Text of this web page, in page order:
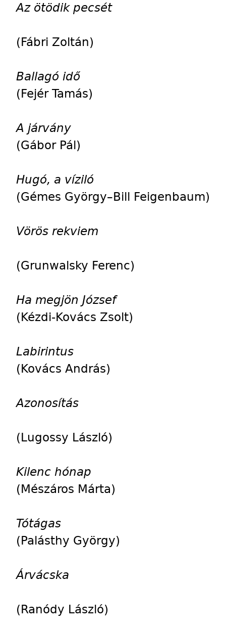
Az ötödik pecsét
(Fábri Zoltán)
Ballagó idő
(Fejér Tamás)
A járvány
(Gábor Pál)
Hugó, a víziló
(Gémes György–Bill Feigenbaum)
Vörös rekviem
(Grunwalsky Ferenc)
Ha megjön József
(Kézdi-Kovács Zsolt)
Labirintus
(Kovács András)
Azonosítás
(Lugossy László)
Kilenc hónap
(Mészáros Márta)
Tótágas
(Palásthy György)
Árvácska
(Ranódy László)